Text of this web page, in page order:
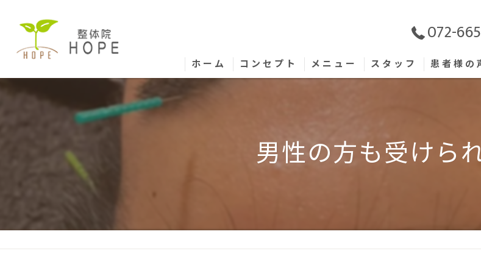
072-
ホーム コンセプト メニュー スタッフ 患者様の
男性の方も受けら